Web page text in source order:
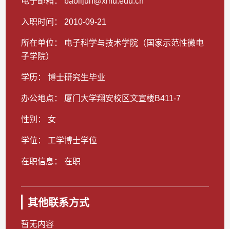
入职时间： 2010-09-21
所在单位： 电子科学与技术学院（国家示范性微电
子学院）
学历： 博士研究生毕业
办公地点： 厦门大学翔安校区文宣楼B411-7
性别： 女
学位： 工学博士学位
在职信息： 在职
其他联系方式
暂无内容